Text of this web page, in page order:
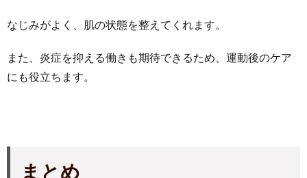
なじみがよく、肌の状態を整えてくれます。
また、炎症を抑える働きも期待できるため、運動後のケア
にも役立ちます。
まとめ